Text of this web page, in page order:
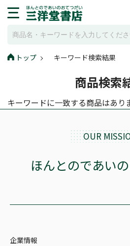
トップ キーワード検索結果
商品検索
キーワードに一致する商品はあり
OUR
ほんとのであい
企業情報